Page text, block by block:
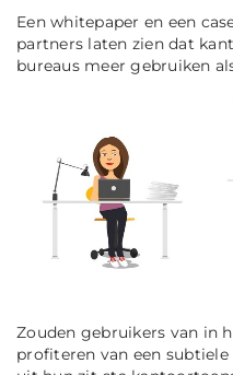
Een whitepaper en een
partners laten zien dat
bureaus meer gebruiken
Zouden gebruikers van in
profiteren van een